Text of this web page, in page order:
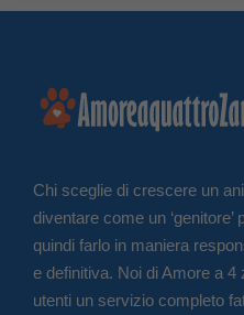
Chi sceglie di crescere un
diventare come un
quindi farlo in maniera
e definitiva. Noi di Amore a
utenti un servizio completo